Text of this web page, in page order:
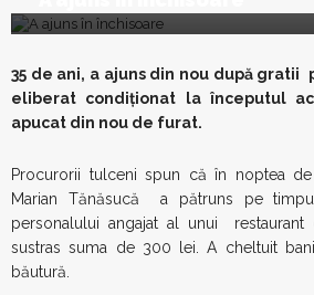
35 de ani, a ajuns din nou după
eliberat condiţionat la începutul
apucat din nou de furat.
Procurorii tulceni spun că în noptea
Marian Tănăsucă a pătruns pe
personalului angajat al unui
sustras suma de 300 lei. A cheltuit
băutură.